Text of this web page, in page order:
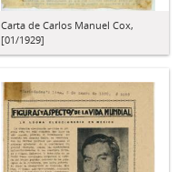
Carta de Carlos Manuel Cox,
[01/1929]